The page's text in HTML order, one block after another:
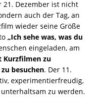
21. Dezember ist nicht
auch der Tag, an
wieder seine Größe
„Ich sehe was, was du
eingeladen, am
Kurzfilmen zu
besuchen. Der 11.
experimentierfreudig,
zu werden.